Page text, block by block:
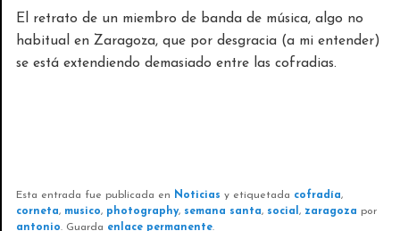
El retrato de un miembro de banda de música, algo no
habitual en Zaragoza, que por desgracia (a mi entender)
se está extendiendo demasiado entre las cofradias.
Esta entrada fue publicada en Noticias y etiquetada cofradía,
corneta, musico, photography, semana santa, social,zaragoza por
antonio. Guarda enlace permanente.